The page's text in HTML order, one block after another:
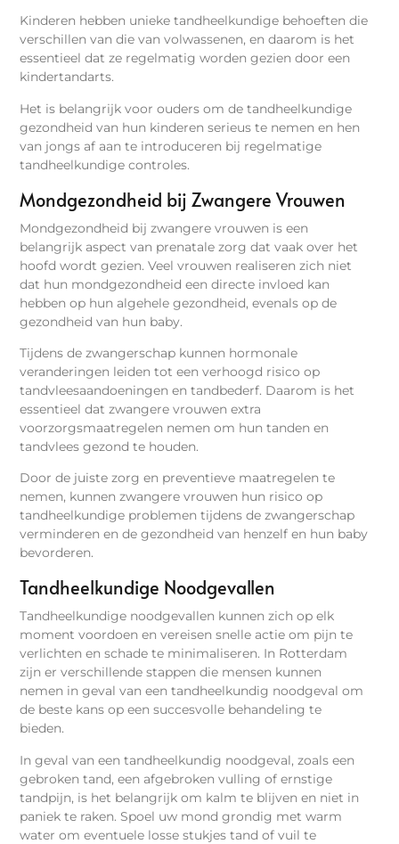
Kinderen hebben unieke tandheelkundige behoeften die
verschillen van die van volwassenen, en daarom is het
essentieel dat ze regelmatig worden gezien door een
kindertandarts.
Het is belangrijk voor ouders om de tandheelkundige
gezondheid van hun kinderen serieus te nemen en hen
van jongs af aan te introduceren bij regelmatige
tandheelkundige controles.
Mondgezondheid bij Zwangere Vrouwen
Mondgezondheid bij zwangere vrouwen is een
belangrijk aspect van prenatale zorg dat vaak over het
hoofd wordt gezien. Veel vrouwen realiseren zich niet
dat hun mondgezondheid een directe invloed kan
hebben op hun algehele gezondheid, evenals op de
gezondheid van hun baby.
Tijdens de zwangerschap kunnen hormonale
veranderingen leiden tot een verhoogd risico op
tandvleesaandoeningen en tandbederf. Daarom is het
essentieel dat zwangere vrouwen extra
voorzorgsmaatregelen nemen om hun tanden en
tandvlees gezond te houden.
Door de juiste zorg en preventieve maatregelen te
nemen, kunnen zwangere vrouwen hun risico op
tandheelkundige problemen tijdens de zwangerschap
verminderen en de gezondheid van henzelf en hun baby
bevorderen.
Tandheelkundige Noodgevallen
Tandheelkundige noodgevallen kunnen zich op elk
moment voordoen en vereisen snelle actie om pijn te
verlichten en schade te minimaliseren. In Rotterdam
zijn er verschillende stappen die mensen kunnen
nemen in geval van een tandheelkundig noodgeval om
de beste kans op een succesvolle behandeling te
bieden.
In geval van een tandheelkundig noodgeval, zoals een
gebroken tand, een afgebroken vulling of ernstige
tandpijn, is het belangrijk om kalm te blijven en niet in
paniek te raken. Spoel uw mond grondig met warm
water om eventuele losse stukjes tand of vuil te